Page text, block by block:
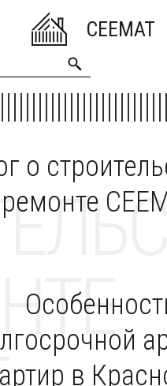
CEEMAT
о
ремонте
в